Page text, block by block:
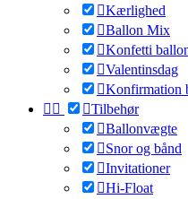
Kærlighed
Ballon Mix
Konfetti
Valentinsdag
Konfirmation
  Tilbehør
Ballonvægte
Snor og bånd
Invitationer
Hi-Float